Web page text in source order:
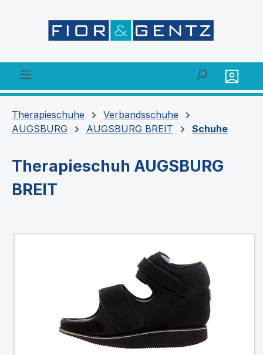
Therapieschuhe
Verbandsschuhe
AUGSBURG
AUGSBURG BREIT Schuhe
Therapieschuh AUGSBURG
BREIT